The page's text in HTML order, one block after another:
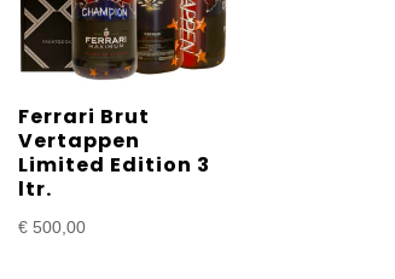
Ferrari Brut
Vertappen
Limited Edition 3
ltr.
€500,00